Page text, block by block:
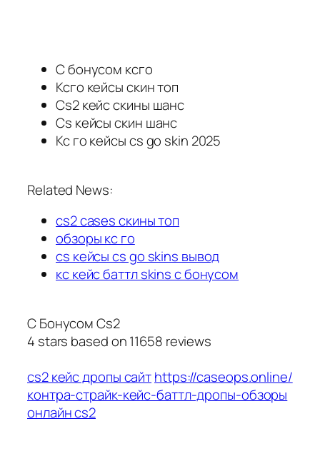
С бонусом ксго
Ксго кейсы скин топ
Cs2 кейс скины шанс
Cs кейсы скин шанс
Кс го кейсы cs go skin 2025
Related News:
cs2 cases скины топ
обзоры кс го
cs кейсы cs go skins вывод
кс кейс баттл skins с бонусом
С Бонусом Cs2
4 stars based on11658 reviews
cs2 кейс дропы сайтhttps://caseops.online/
контра-страйк-кейс-баттл-дропы-обзоры
онлайн cs2